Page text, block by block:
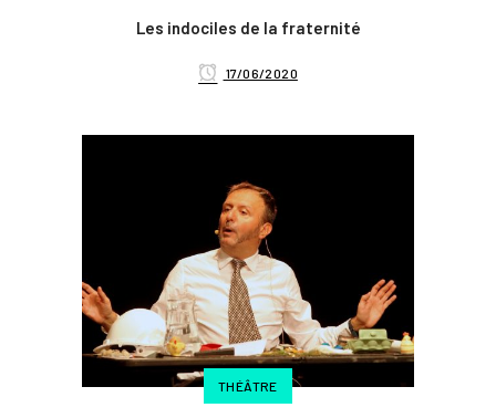
Les indociles de la fraternité
17/06/2020
THÉÂTRE